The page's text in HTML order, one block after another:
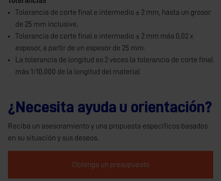
Tolerancia de corte final e intermedio ± 2 mm, hasta un grosor
de 25 mm inclusive.
Tolerancia de corte final e intermedio ± 2 mm más 0,02 x
espesor, a partir de un espesor de 25 mm.
La tolerancia de longitud es 2 veces la tolerancia de corte final
más 1/10.000 de la longitud del material
¿Necesita ayuda u orientación?
Reciba un asesoramiento y una propuesta específicos basados
en su situación y sus deseos.
Obtenga un presupuesto